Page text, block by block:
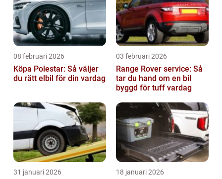
08 februari 2026
Köpa Polestar: Så väljer
du rätt elbil för din vardag
03 februari 2026
Range Rover service: Så
tar du hand om en bil
byggd för tuff vardag
31 januari 2026 18 januari 2026